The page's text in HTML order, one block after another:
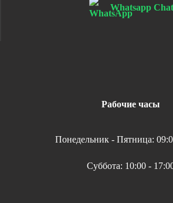
Whatsapp Chat
Рабочие часы
Понедельник - Пятница:
Суббота: 10:00 -